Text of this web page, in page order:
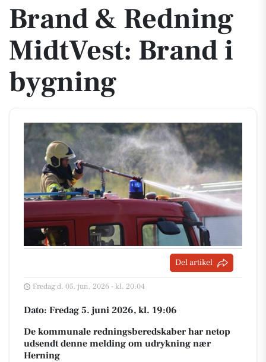
Brand & Redning
MidtVest: Brand i
bygning
Del artikel
Fredag d. 05. jun. 2026 - kl. 20:04
Dato: Fredag 5. juni 2026, kl. 19:06
De kommunale redningsberedskaber har netop
udsendt denne melding om udrykning nær
Herning